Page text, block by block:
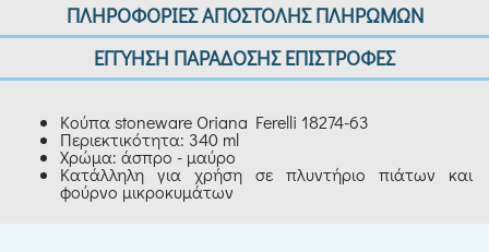
ΠΛΗΡΟΦΟΡΙΕΣ ΑΠΟΣΤΟΛΗΣ ΠΛΗΡΩΜΩΝ
ΕΓΓΥΗΣΗ ΠΑΡΑΔΟΣΗΣ ΕΠΙΣΤΡΟΦΕΣ
Κούπα stoneware Oriana Ferelli 18274-63
Περιεκτικότητα: 340 ml
Χρώμα: άσπρο - μαύρο
Κατάλληλη για χρήση σε πλυντήριο πιάτων και
φούρνο μικροκυμάτων